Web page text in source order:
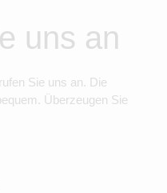
uns an
Sie uns an. Die
Überzeugen Sie